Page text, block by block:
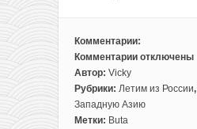
Комментарии:
Комментарии
к
записи
Buta:
полеты
отключены
Автор: Vicky
Рубрики: Летим из России,
Западную Азию
Метки: Buta